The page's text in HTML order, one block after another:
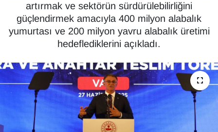
artırmak ve sektörün sürdürülebilirliğini
güçlendirmek amacıyla 400 milyon alabalık
yumurtası ve 200 milyon yavru alabalık üretimi
hedeflediklerini açıkladı.
Deprem
Dernekler, Odalar
Diğer
DÜNYA
EĞİTİM
Son Dakika Haberleri
Haber Arşivi